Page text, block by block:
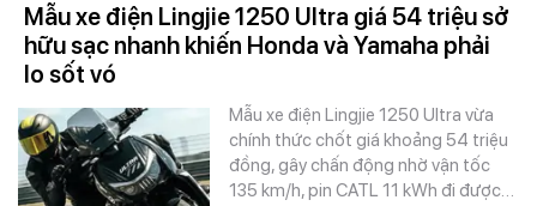
Mẫu xe điện Lingjie 1250 Ultra giá 54 triệu sở
hữu sạc nhanh khiến Honda và Yamaha phải
lo sốt vó
Mẫu xe điện Lingjie 1250 Ultra vừa
chính thức chốt giá khoảng 54 triệu
đồng, gây chấn động nhờ vận tốc
135 km/h, pin CATL 11 kWh đi được…